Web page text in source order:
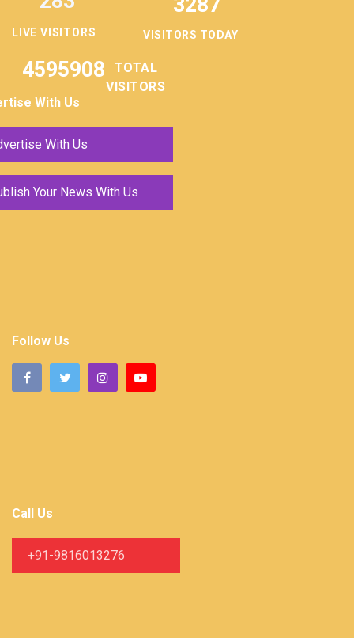
LIVE VISITORS VISITORS TODAY
4595908
TOTAL
VISITORS
With Us
With Us
Your News With Us
Follow Us
Call Us
+91-9816013276